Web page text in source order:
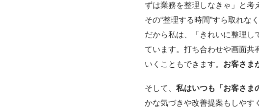
ずは業務を整理しなきゃ」と考
その“整理する時間”すら取れな
だから私は、「きれいに整理
ています。打ち合わせや画面共
いくこともできます。 お客さま
そして、私はいつも「お客さま
かな気づきや改善提案もしやす